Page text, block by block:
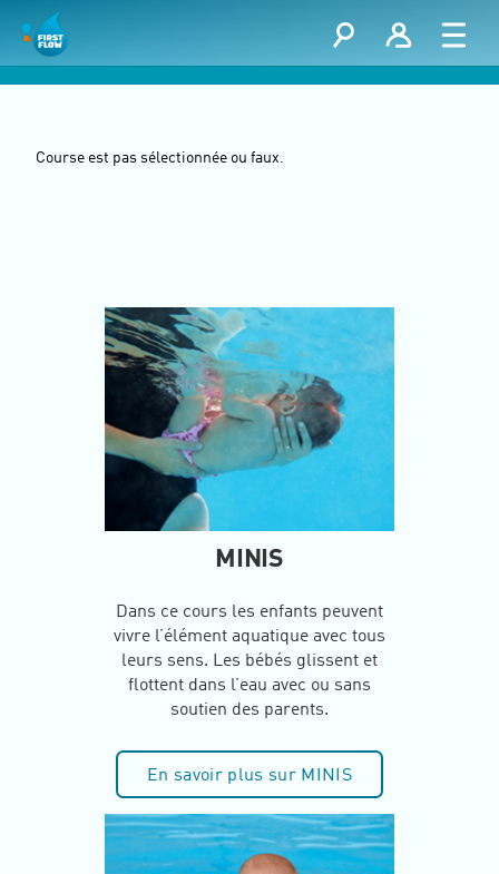
Course est pas sélectionnée ou faux.
MINIS
Dans ce cours les enfants peuvent
vivre l’élément aquatique avec tous
leurs sens. Les bébés glissent et
flottent dans l’eau avec ou sans
soutien des parents.
En savoir plus sur MINIS